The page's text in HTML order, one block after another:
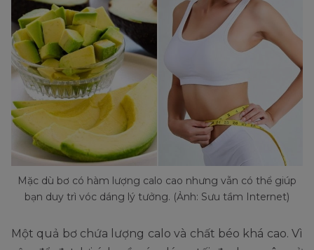
Mặc dù bơ có hàm lượng calo cao nhưng vẫn có thể giúp
bạn duy trì vóc dáng lý tưởng. (Ảnh: Sưu tầm Internet)
Một quả bơ chứa lượng calo và chất béo khá cao. Vì